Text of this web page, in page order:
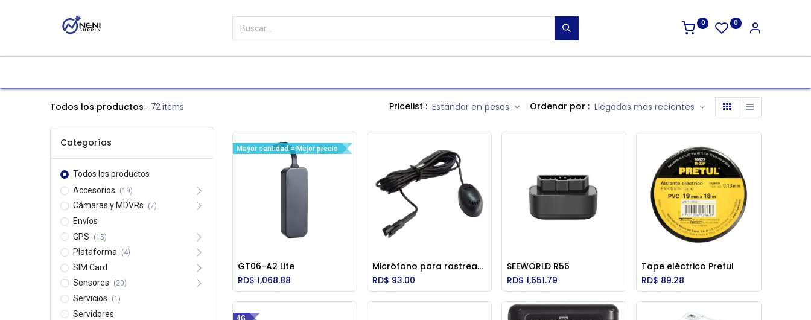
0 0
Todos los productos - 72 items Pricelist : Estándar en pesos Ordenar por : Llegadas más recientes
Categorías
Todos los productos
Accesorios
(19)
Cámaras y MDVRs (7)
Envíos
GPS
(15)
Plataforma (4)
SIM Card
Sensores
(20)
Servicios (1)
Servidores
Mayor cantidad = Mejor precio
Add to Cart
GT06-A2 Lite
RD$ 1,068.88
Add to Cart
Micrófono para rastreador GPS
RD$ 93.00
Add to Cart
SEEWORLD R56
RD$1,651.79
Add to Cart
Tape eléctrico Pretul
RD$ 89.28
4G